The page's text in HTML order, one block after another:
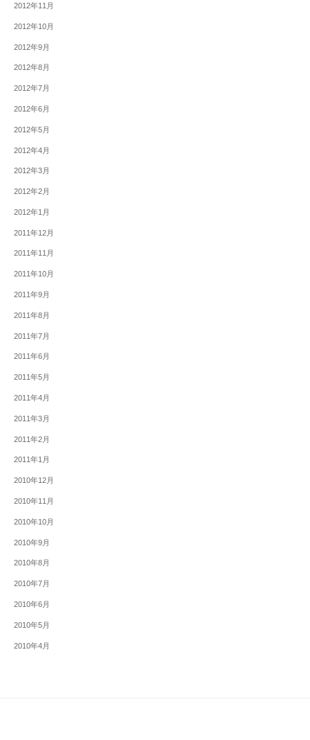
2012年11月
2012年10月
2012年9月
2012年8月
2012年7月
2012年6月
2012年5月
2012年4月
2012年3月
2012年2月
2012年1月
2011年12月
2011年11月
2011年10月
2011年9月
2011年8月
2011年7月
2011年6月
2011年5月
2011年4月
2011年3月
2011年2月
2011年1月
2010年12月
2010年11月
2010年10月
2010年9月
2010年8月
2010年7月
2010年6月
2010年5月
2010年4月